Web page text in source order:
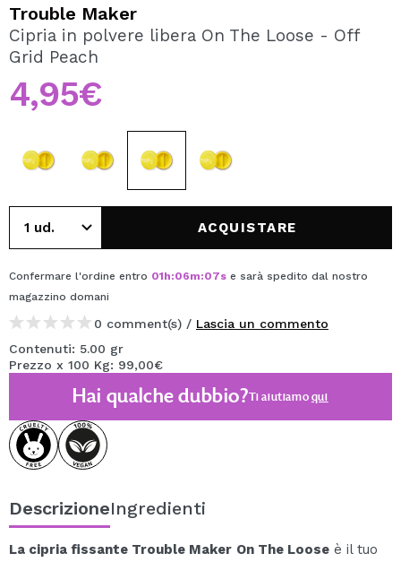
Creando un account su Maquibeauty.it potrai fare i tuoi
acquisti velocemente, controllare lo stato dei tuoi ordini e
CREARE UN ACCOUNT
Trouble Maker
Cipria in polvere libera On The Loose - Off
Grid Peach
4,95€
ACQUISTARE
Confermare l'ordine entro 01h:06m:07s e sarà spedito dal nostro
magazzino domani
0 comment(s) / Lascia un commento
Contenuti: 5.00 gr
Prezzo x 100 Kg: 99,00€
Hai qualche dubbio?Ti aiutiamoqui
DescrizioneIngredienti
La cipria fissante Trouble Maker On The Looseè il tuo